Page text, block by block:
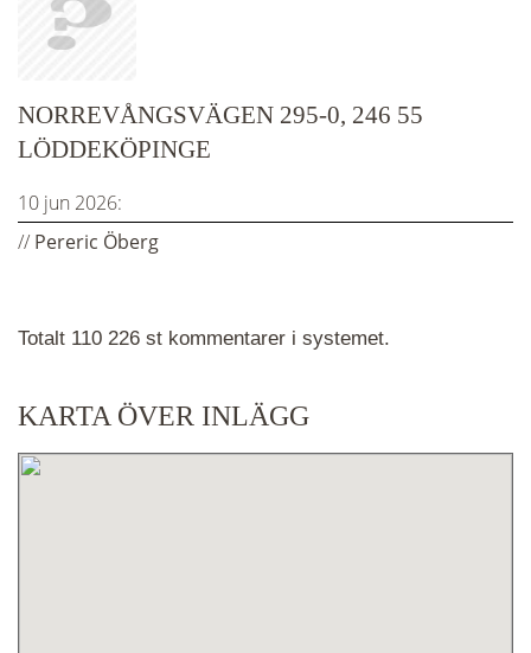
Totalt 110 226 st kommentarer i systemet.
KARTA ÖVER INLÄGG
NORREVÅNGSVÄGEN 295-0, 246 55
LÖDDEKÖPINGE
10 jun 2026:
// Pereric Öberg